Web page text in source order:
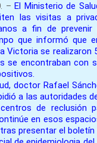
– El Ministerio de
las visitas a
a fin de prevenir
que informó que
Victoria se realizaron
se encontraban con
doctor Rafael
a las autoridades
de reclusión
en esos
presentar el boletín